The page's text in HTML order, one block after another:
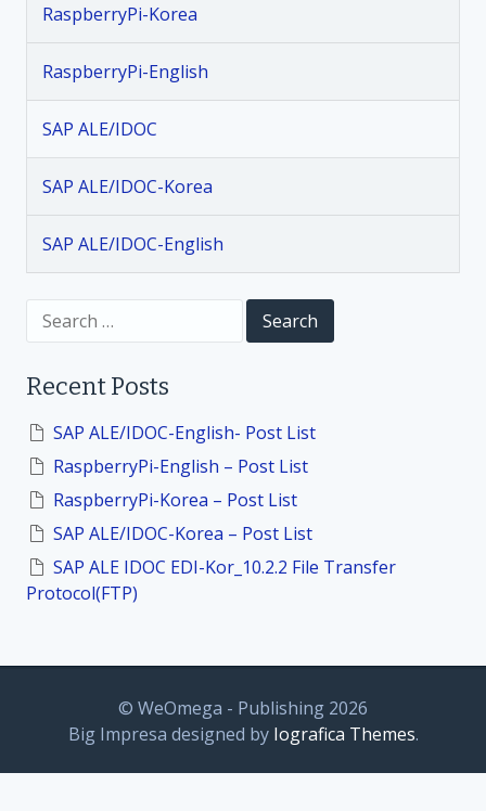
v
g
a
i
o
n
RaspberryPi-Korea
RaspberryPi-English
SAP ALE/IDOC
SAP ALE/IDOC-Korea
SAP ALE/IDOC-English
c
o
Recent Posts
SAP ALE/IDOC-English- Post List
RaspberryPi-English – Post List
RaspberryPi-Korea – Post List
SAP ALE/IDOC-Korea – Post List
SAP ALE IDOC EDI-Kor_10.2.2 File Transfer
Protocol(FTP)
© WeOmega - Publishing 2026
Big Impresa designed by Iografica Themes.